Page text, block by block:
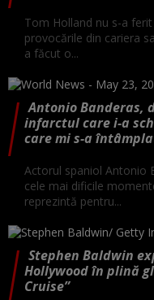
Tom Holland nu s-a
provocările din cariera
a făcut o...
Antonio Banderas,
infarctul care i-a
care mi s-a
Actorul spaniol Antonio
cele mai dificile
reprezintă pentru...
Stephen Baldwin
Hollywood în plină
Cruise”